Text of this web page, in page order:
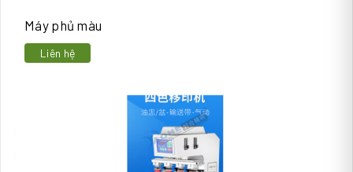
Máy phủ màu
Liên hệ